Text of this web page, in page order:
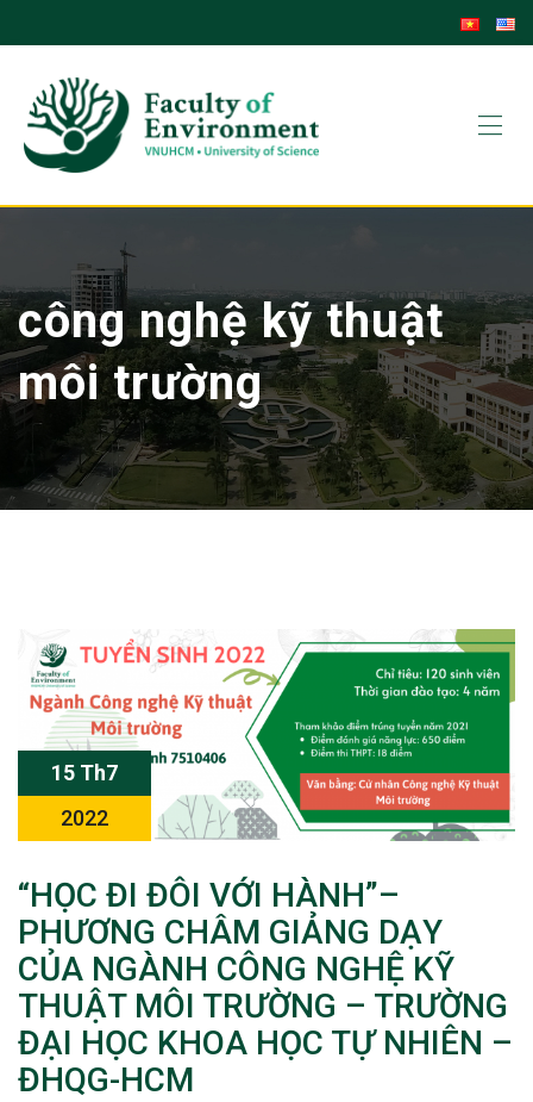
to
content
công nghệ kỹ thuật
môi trường
15 Th7
2022
“HỌC ĐI ĐÔI VỚI HÀNH”–
PHƯƠNG CHÂM GIẢNG DẠY
CỦA NGÀNH CÔNG NGHỆ KỸ
THUẬT MÔI TRƯỜNG – TRƯỜNG
ĐẠI HỌC KHOA HỌC TỰ NHIÊN –
ĐHQG-HCM